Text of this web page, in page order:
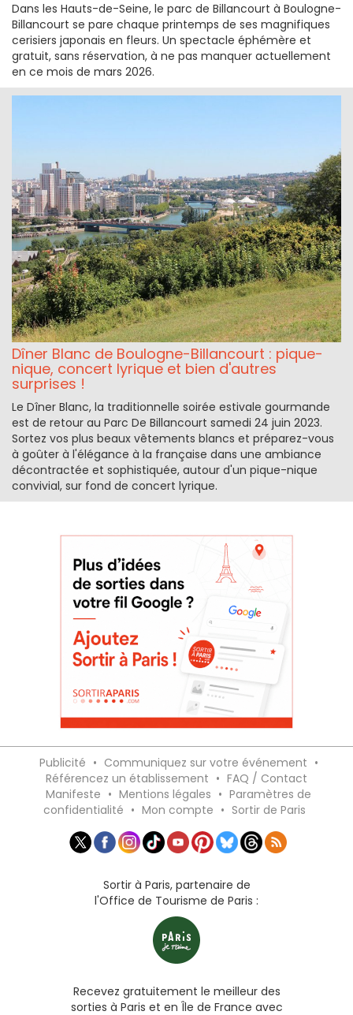
Dans les Hauts-de-Seine, le parc de Billancourt à Boulogne-
Billancourt se pare chaque printemps de ses magnifiques
cerisiers japonais en fleurs. Un spectacle éphémère et
gratuit, sans réservation, à ne pas manquer actuellement
en ce mois de mars 2026.
Dîner Blanc de Boulogne-Billancourt : pique-
nique, concert lyrique et bien d'autres
surprises !
Le Dîner Blanc, la traditionnelle soirée estivale gourmande
est de retour au Parc De Billancourt samedi 24 juin 2023.
Sortez vos plus beaux vêtements blancs et préparez-vous
à goûter à l'élégance à la française dans une ambiance
décontractée et sophistiquée, autour d'un pique-nique
convivial, sur fond de concert lyrique.
Publicité • Communiquez sur votre événement •
Référencez un établissement • FAQ / Contact
Manifeste • Mentions légales • Paramètres de
confidentialité • Mon compte • Sortir de Paris
Sortir à Paris, partenaire de
l'Office de Tourisme de Paris :
Recevez gratuitement le meilleur des
sorties à Paris et en Île de France avec